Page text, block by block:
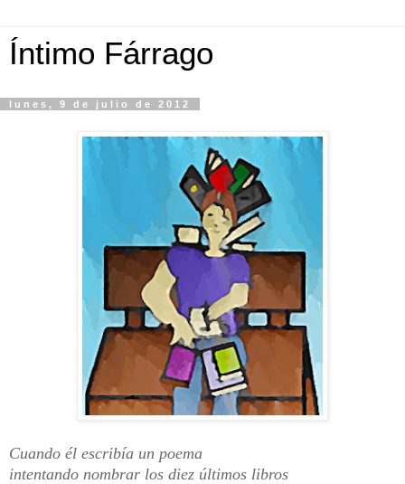
Íntimo Fárrago
lunes, 9 de julio de 2012
Cuando él escribía un poema
intentando nombrar los diez últimos libros